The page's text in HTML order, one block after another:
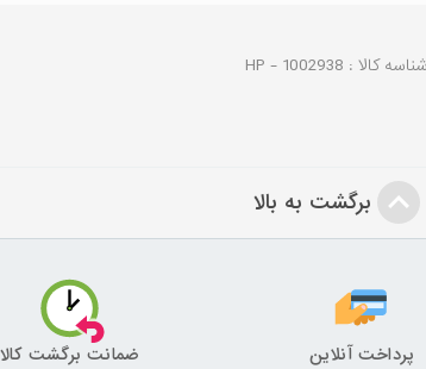
شناسه کالا : HP - 1002938
برگشت به بالا
پرداخت آنلاین ضمانت برگشت کالا